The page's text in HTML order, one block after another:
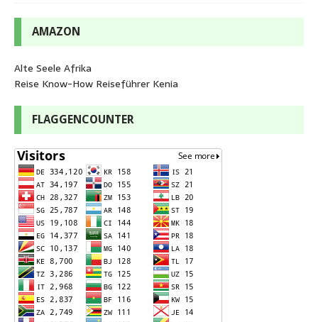
AMAZON
Alte Seele Afrika
Reise Know-How Reiseführer Kenia
FLAGGENCOUNTER